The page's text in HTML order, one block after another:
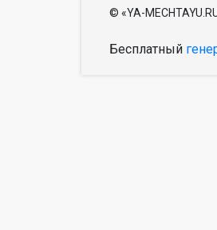
© «YA-
Бесплатный